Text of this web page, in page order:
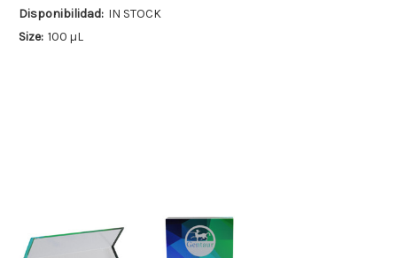
Disponibilidad: IN STOCK
Size: 100 µL